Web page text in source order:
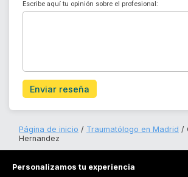
Escribe aquí tu opinión sobre el profesional:
Enviar reseña
Página de inicio Traumatólogo en Madrid
Hernandez
Personalizamos tu experiencia